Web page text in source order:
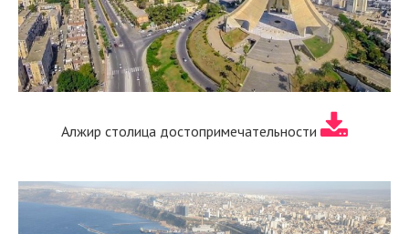
Алжир столица достопримечательности